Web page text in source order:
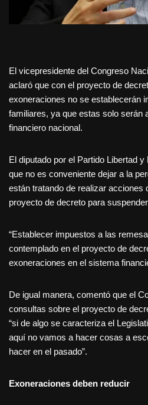
El vicepresidente del Congreso
aclaró que con el proyecto de
exoneraciones no se establecerán
familiares, ya que estas solo serán
financiero nacional.
El diputado por el Partido Libertad
que no es conveniente dejar a la
están tratando de realizar acciones
proyecto de decreto para
“Establecer impuestos a las
contemplado en el proyecto de
exoneraciones en el sistema
De igual manera, comentó que el
consultas sobre el proyecto de
“si de algo se caracteriza el
aquí no vamos a hacer cosas a
hacer en el pasado”.
Exoneraciones